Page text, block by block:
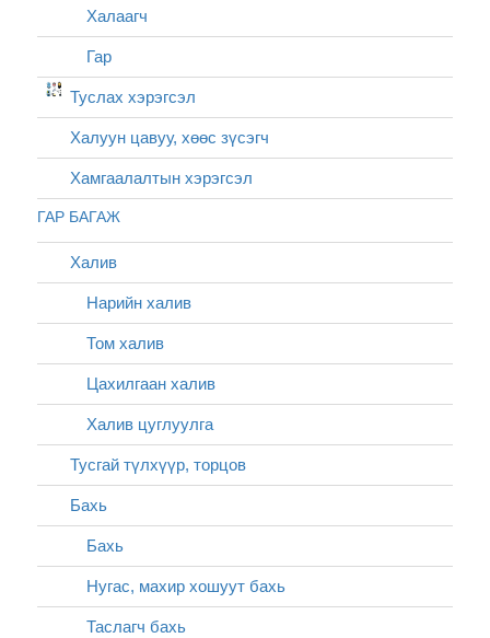
Халаагч
Гар
Туслах хэрэгсэл
Халуун цавуу, хөөс зүсэгч
Хамгаалалтын хэрэгсэл
ГАР БАГАЖ
Халив
Нарийн халив
Том халив
Цахилгаан халив
Халив цуглуулга
Тусгай түлхүүр, торцов
Бахь
Бахь
Нугас, махир хошуут бахь
Таслагч бахь